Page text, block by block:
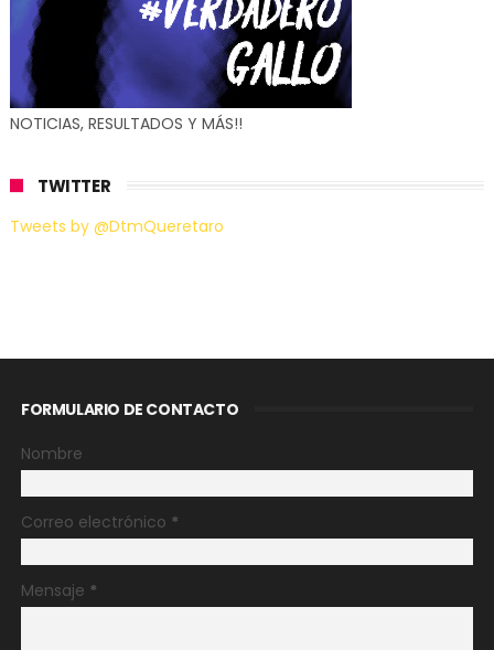
NOTICIAS, RESULTADOS Y MÁS!!
TWITTER
Tweets by @DtmQueretaro
FORMULARIO DE CONTACTO
Nombre
Correo electrónico *
Mensaje *